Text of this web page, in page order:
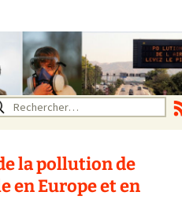
:
la pollution de
en Europe et en